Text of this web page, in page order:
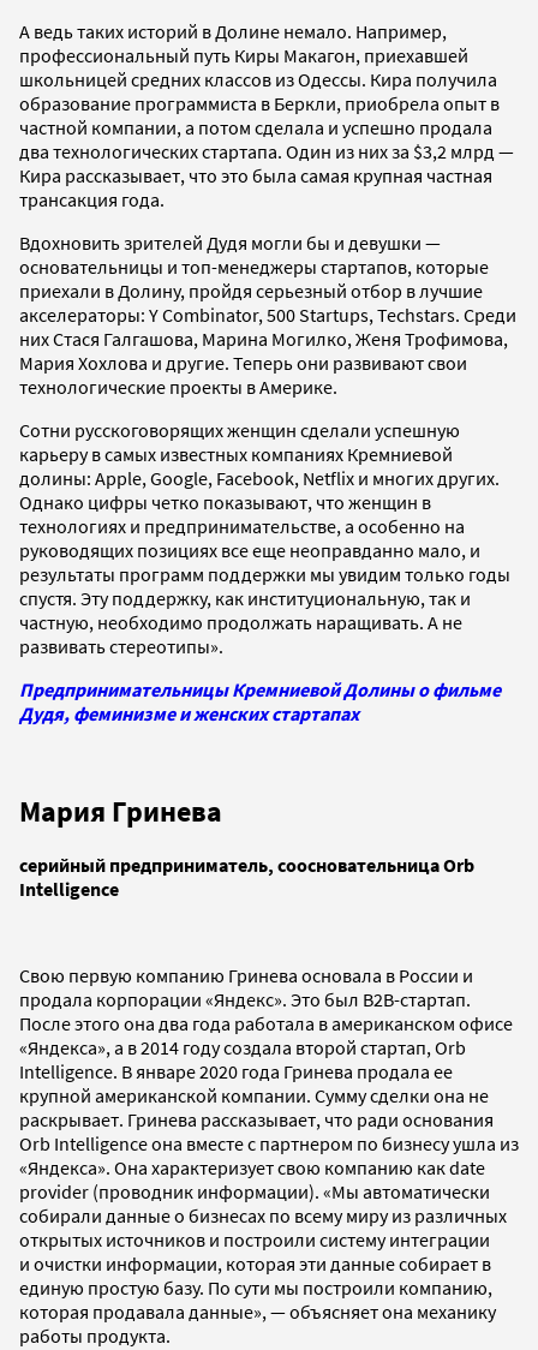
А ведь таких историй в Долине немало. Например,
профессиональный путь Киры Макагон, приехавшей
школьницей средних классов из Одессы. Кира получила
образование программиста в Беркли, приобрела опыт в
частной компании, а потом сделала и успешно продала
два технологических стартапа. Один из них за $3,2 млрд —
Кира рассказывает, что это была самая крупная частная
трансакция года.
Вдохновить зрителей Дудя могли бы и девушки —
основательницы и топ-менеджеры стартапов, которые
приехали в Долину, пройдя серьезный отбор в лучшие
акселераторы: Y Combinator, 500 Startups, Techstars. Среди
них Стася Галгашова, Марина Могилко, Женя Трофимова,
Мария Хохлова и другие. Теперь они развивают свои
технологические проекты в Америке.
Сотни русскоговорящих женщин сделали успешную
карьеру в самых известных компаниях Кремниевой
долины: Apple, Google, Facebook, Netflix и многих других.
Однако цифры четко показывают, что женщин в
технологиях и предпринимательстве, а особенно на
руководящих позициях все еще неоправданно мало, и
результаты программ поддержки мы увидим только годы
спустя. Эту поддержку, как институциональную, так и
частную, необходимо продолжать наращивать. А не
развивать стереотипы».
Предпринимательницы Кремниевой Долины о фильме
Дудя, феминизме и женских стартапах
Мария Гринева
серийный предприниматель, соосновательница Orb
Intelligence
Свою первую компанию Гринева основала в России и
продала корпорации «Яндекс». Это был B2B-стартап.
После этого она два года работала в американском офисе
«Яндекса», а в 2014 году создала второй стартап, Orb
Intelligence. В январе 2020 года Гринева продала ее
крупной американской компании. Сумму сделки она не
раскрывает. Гринева рассказывает, что ради основания
Orb Intelligence она вместе с партнером по бизнесу ушла из
«Яндекса». Она характеризует свою компанию как date
provider (проводник информации). «Мы автоматически
собирали данные о бизнесах по всему миру из различных
открытых источников и построили систему интеграции
и очистки информации, которая эти данные собирает в
единую простую базу. По сути мы построили компанию,
которая продавала данные», — объясняет она механику
работы продукта.